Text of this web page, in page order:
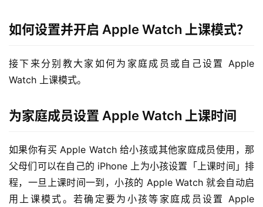
如何设置并开启 Apple Watch 上课模式？
接下来分别教大家如何为家庭成员或自己设置 Apple
Watch 上课模式。
为家庭成员设置 Apple Watch 上课时间
如果你有买 Apple Watch 给小孩或其他家庭成员使用，那
父母们可以在自己的 iPhone 上为小孩设置「上课时间」排
程，一旦上课时间一到，小孩的 Apple Watch 就会自动启
用上课模式。若确定要为小孩等家庭成员设置 Apple